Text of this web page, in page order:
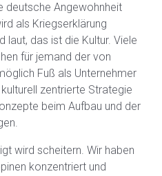
deutsche Angewohnheit
als Kriegserklärung
laut, das ist die Kultur. Viele
für jemand der von
Fuß als Unternehmer
zentrierte Strategie
beim Aufbau und der
wird scheitern. Wir haben
konzentriert und